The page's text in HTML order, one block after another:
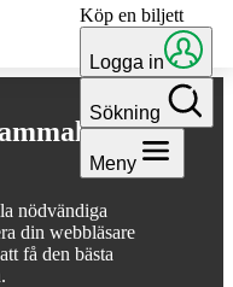
nödvändiga
din webbläsare
få den bästa
Köp en biljett
Logga in
Sökning
Meny